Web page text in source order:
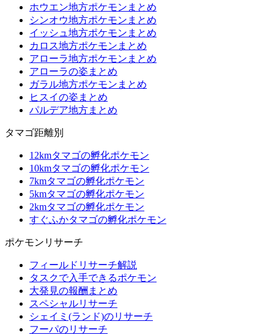
ホウエン地方ポケモンまとめ
シンオウ地方ポケモンまとめ
イッシュ地方ポケモンまとめ
カロス地方ポケモンまとめ
アローラ地方ポケモンまとめ
アローラの姿まとめ
ガラル地方ポケモンまとめ
ヒスイの姿まとめ
パルデア地方まとめ
タマゴ距離別
12kmタマゴの孵化ポケモン
10kmタマゴの孵化ポケモン
7kmタマゴの孵化ポケモン
5kmタマゴの孵化ポケモン
2kmタマゴの孵化ポケモン
すぐふかタマゴの孵化ポケモン
ポケモンリサーチ
フィールドリサーチ解説
タスクで入手できるポケモン
大発見の報酬まとめ
スペシャルリサーチ
シェイミ(ランド)のリサーチ
フーパのリサーチ